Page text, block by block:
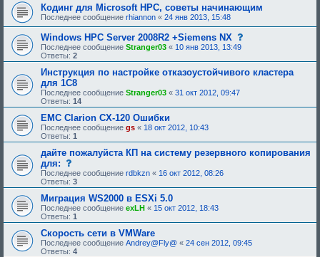
о
д
о
б
р
е
н
и
я
:
ю
щ
е
е
о
о
б
е
н
и
:
Кодинг для Microsoft HPC, советы начинающим
Последнее сообщение rhiannon « 24 янв 2013, 15:48
Windows HPC Server 2008R2 +Siemens NX
б
щ
е
у
е
б
е
Последнее сообщение Stranger03 « 10 янв 2013, 13:49
Ответы: 2
Инструкция по настройке отказоустойчивого кластера
для 1С8
Последнее сообщение Stranger03 « 31 окт 2012, 09:47
Ответы: 14
EMC Clarion CX-120 Ошибки
Последнее сообщение gs « 18 окт 2012, 10:43
Ответы: 1
дайте пожалуйста КП на систему резервного копирования
для:
о
о
б
щ
е
н
и
е
,
т
Последнее сообщение rdbkzn « 16 окт 2012, 08:26
Ответы: 3
Миграция WS2000 в ESXi 5.0
Последнее сообщение exLH « 15 окт 2012, 18:43
Ответы: 1
Скорость сети в VMWare
Последнее сообщение Andrey@Fly@ « 24 сен 2012, 09:45
Ответы: 4